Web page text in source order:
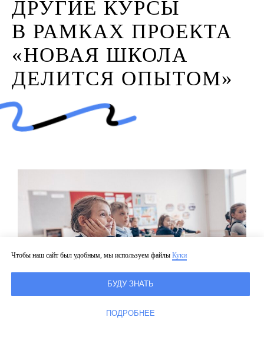
ДРУГИЕ КУРСЫ
В РАМКАХ ПРОЕКТА
«НОВАЯ ШКОЛА
ДЕЛИТСЯ ОПЫТОМ»
Чтобы наш сайт был удобным, мы используем файлы Куки
БУДУ ЗНАТЬ
ПОДРОБНЕЕ